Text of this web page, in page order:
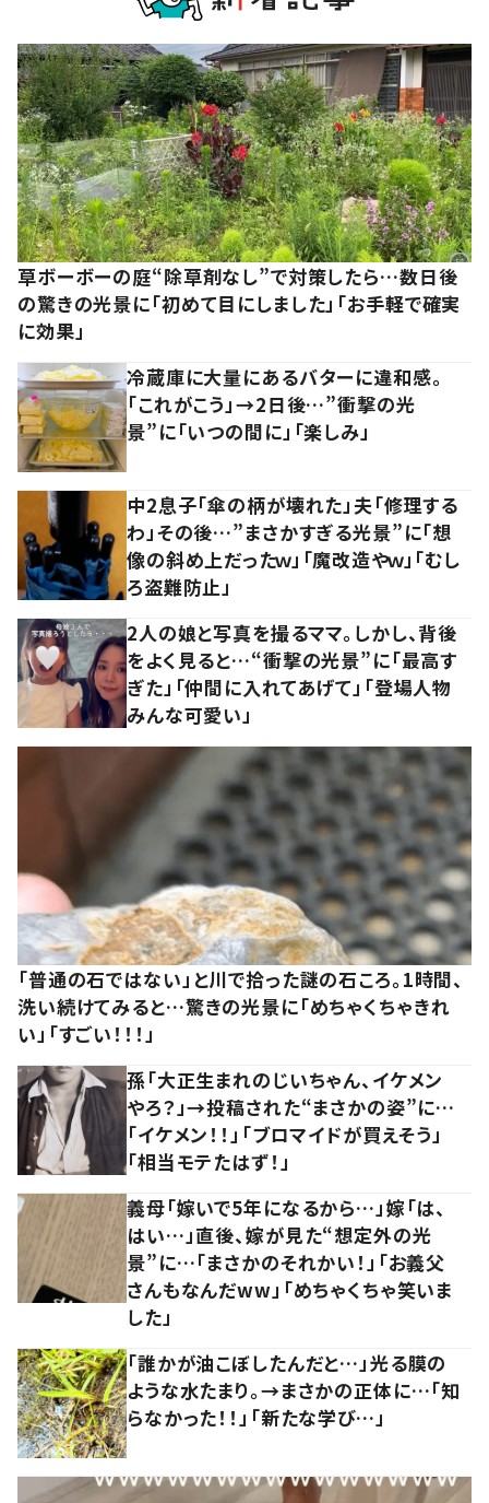
草ボーボーの庭“除草剤なし”で対策したら…数日後
の驚きの光景に「初めて目にしました」「お手軽で確実
に効果」
冷蔵庫に大量にあるバターに違和感。
「これがこう」→2日後…”衝撃の光
景”に「いつの間に」「楽しみ」
中2息子「傘の柄が壊れた」夫「修理する
わ」その後…”まさかすぎる光景”に「想
像の斜め上だったｗ」「魔改造やｗ」「むし
ろ盗難防止」
2人の娘と写真を撮るママ。しかし、背後
をよく見ると…“衝撃の光景”に「最高す
ぎた」「仲間に入れてあげて」「登場人物
みんな可愛い」
「普通の石ではない」と川で拾った謎の石ころ。1時間、
洗い続けてみると…驚きの光景に「めちゃくちゃきれ
い」「すごい！！！」
孫「大正生まれのじいちゃん、イケメン
やろ？」→投稿された“まさかの姿”に…
「イケメン！！」「ブロマイドが買えそう」
「相当モテたはず！」
義母「嫁いで5年になるから…」嫁「は、
はい…」直後、嫁が見た“想定外の光
景”に…「まさかのそれかい！」「お義父
さんもなんだww」「めちゃくちゃ笑いま
した」
「誰かが油こぼしたんだと…」光る膜の
ような水たまり。→まさかの正体に…「知
らなかった！！」「新たな学び…」